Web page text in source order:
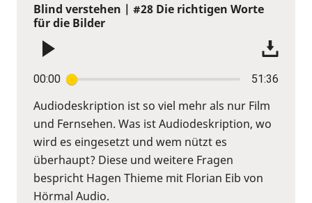
Blind verstehen | #28 Die richtigen Worte
für die Bilder
00:00 51:36
Audiodeskription ist so viel mehr als nur Film
und Fernsehen. Was ist Audiodeskription, wo
wird es eingesetzt und wem nützt es
überhaupt? Diese und weitere Fragen
bespricht Hagen Thieme mit Florian Eib von
Hörmal Audio.